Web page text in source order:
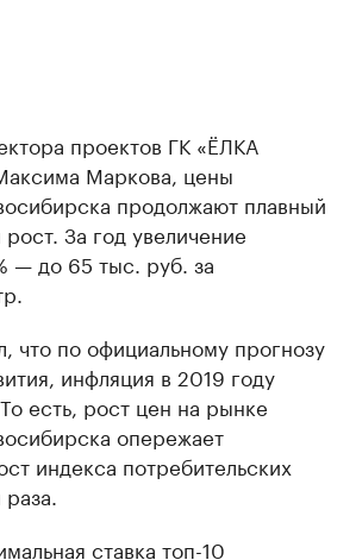
проектов ГК «ЁЛКА
Маркова, цены
продолжают плавный
За год увеличение
— до 65 тыс. руб. за
что по официальному прогнозу
инфляция в 2019 году
есть, рост цен на рынке
опережает
индекса потребительских
ставка топ-10